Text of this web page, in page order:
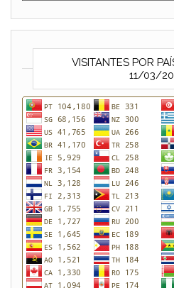
VISITANTES POR
11/03/